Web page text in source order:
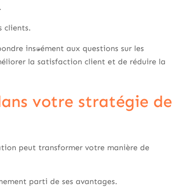
clients.
instantanément aux questions sur les
la satisfaction client et de réduire la
votre stratégie de
peut transformer votre manière de
parti de ses avantages.